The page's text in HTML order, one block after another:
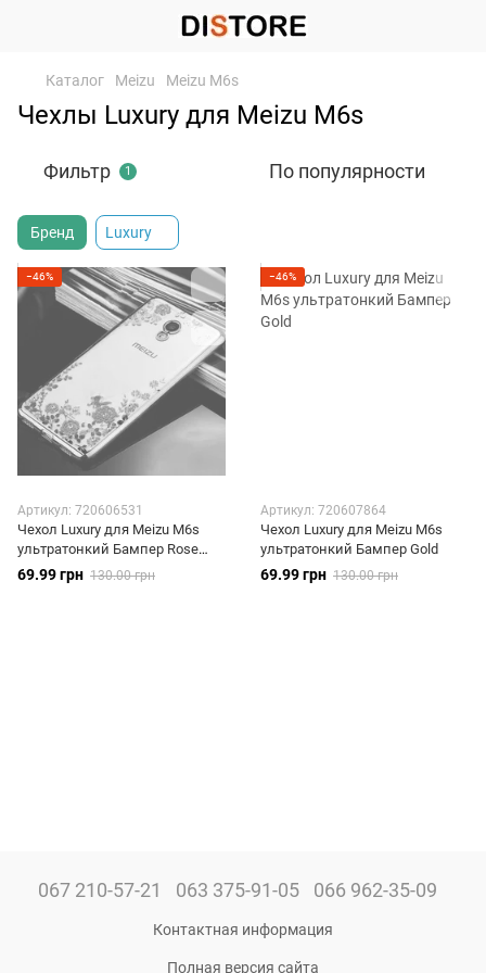
Каталог Meizu Meizu M6s
Чехлы Luxury для Meizu M6s
Фильтр 1 По популярности
Бренд Luxury
−46%
Артикул: 720606531
Чехол Luxury для Meizu M6s
ультратонкий Бампер Rose
Gold
69.99 грн 130.00 грн
−46%
Артикул: 720607864
Чехол Luxury для Meizu M6s
ультратонкий Бампер Gold
69.99 грн 130.00 грн
067 210-57-21 063 375-91-05 066 962-35-09
Контактная информация
Полная версия сайта